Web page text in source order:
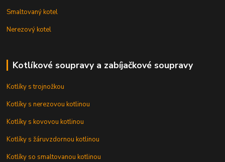
Smaltovaný kotel
Nerezový kotel
Kotlíkové soupravy a zabíjačkové soupravy
Kotlíky s trojnožkou
Kotlíky s nerezovou kotlinou
Kotlíky s kovovou kotlinou
Kotlíky s žáruvzdornou kotlinou
Kotlíky so smaltovanou kotlinou